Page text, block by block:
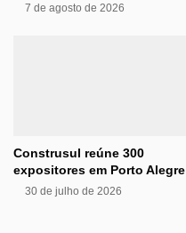
7 de agosto de 2026
Construsul reúne 300
expositores em Porto Alegre
30 de julho de 2026